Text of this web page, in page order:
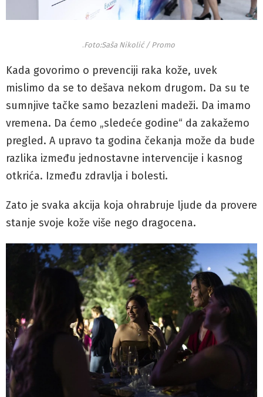
.Foto:Saša Nikolić / Promo
Kada govorimo o prevenciji raka kože, uvek
mislimo da se to dešava nekom drugom. Da su te
sumnjive tačke samo bezazleni madeži. Da imamo
vremena. Da ćemo „sledeće godine“ da zakažemo
pregled. A upravo ta godina čekanja može da bude
razlika između jednostavne intervencije i kasnog
otkrića. Između zdravlja i bolesti.
Zato je svaka akcija koja ohrabruje ljude da provere
stanje svoje kože više nego dragocena.